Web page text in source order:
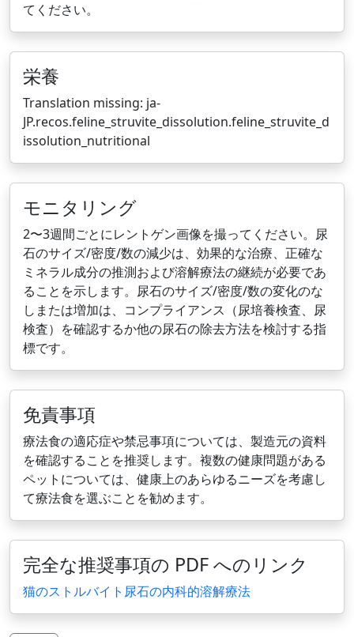
てください。
栄養
Translation missing: ja-
JP.recos.feline_struvite_dissolution.feline_struvite_d
issolution_nutritional
モニタリング
2〜3週間ごとにレントゲン画像を撮ってください。尿
石のサイズ/密度/数の減少は、効果的な治療、正確な
ミネラル成分の推測および溶解療法の継続が必要であ
ることを示します。尿石のサイズ/密度/数の変化のな
しまたは増加は、コンプライアンス（尿培養検査、尿
検査）を確認するか他の尿石の除去方法を検討する指
標です。
免責事項
療法食の適応症や禁忌事項については、製造元の資料
を確認することを推奨します。複数の健康問題がある
ペットについては、健康上のあらゆるニーズを考慮し
て療法食を選ぶことを勧めます。
完全な推奨事項の PDF へのリンク
猫のストルバイト尿石の内科的溶解療法